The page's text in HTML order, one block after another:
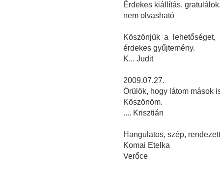
Érdekes kiállítás,
nem olvasható
Köszönjük a
érdekes gyűjtemény.
K... Judit
2009.07.27.
Örülök, hogy látom mások
Köszönöm.
.... Krisztián
Hangulatos, szép,
Komai Etelka
Verőce